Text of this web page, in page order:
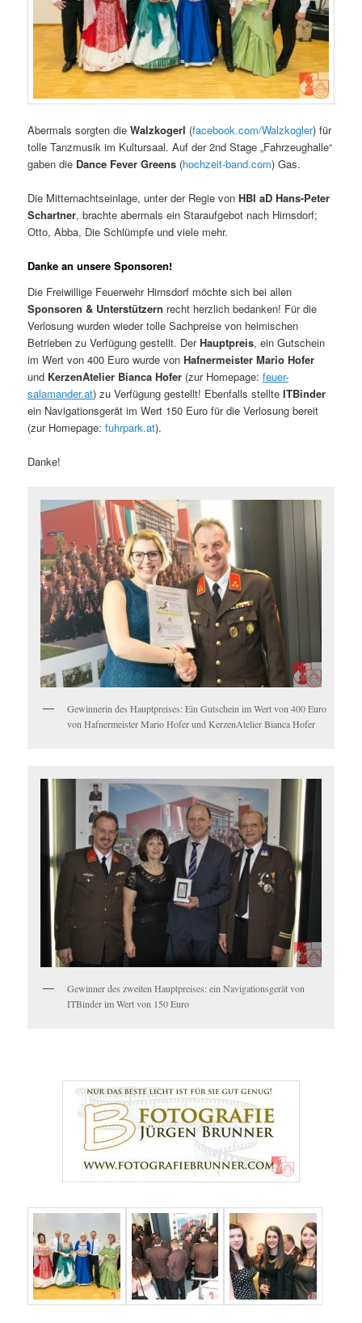
Abermals sorgten dieWalzkogerl (facebook.com/Walzkogler) für
tolle Tanzmusik im Kultursaal. Auf der 2nd Stage „Fahrzeughalle“
gaben die Dance Fever Greens (hochzeit-band.com) Gas.
Die Mitternachtseinlage, unter der Regie vonHBI aD Hans-Peter
Schartner, brachte abermals ein Staraufgebot nach Hirnsdorf;
Otto, Abba, Die Schlümpfe und viele mehr.
Danke an unsere Sponsoren!
Die Freiwillige Feuerwehr Hirnsdorf möchte sich bei allen
Sponsoren & Unterstützern recht herzlich bedanken! Für die
Verlosung wurden wieder tolle Sachpreise von heimischen
Betrieben zu Verfügung gestellt. DerHauptpreis, ein Gutschein
im Wert von 400 Euro wurde vonHafnermeister Mario Hofer
und KerzenAtelier Bianca Hofer (zur Homepage:feuer-
salamander.at) zu Verfügung gestellt! Ebenfalls stellteITBinder
ein Navigationsgerät im Wert 150 Euro für die Verlosung bereit
(zur Homepage:fuhrpark.at).
Danke!
Gewinnerin des Hauptpreises: Ein Gutschein im Wert von 400 Euro
von Hafnermeister Mario Hofer und KerzenAtelier Bianca Hofer
Gewinner des zweiten Hauptpreises: ein Navigationsgerät von
ITBinder im Wert von 150 Euro